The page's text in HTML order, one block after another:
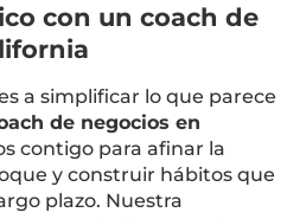
con un coach de
a simplificar lo que parece
de negocios en
contigo para afinar la
y construir hábitos que
plazo. Nuestra